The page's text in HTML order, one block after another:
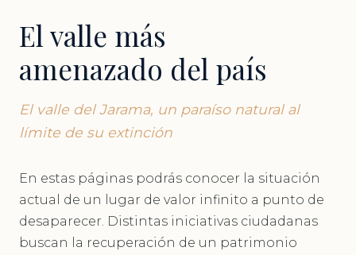
El valle más
amenazado del país
El valle del Jarama, un paraíso natural al
límite de su extinción
En estas páginas podrás conocer la situación
actual de un lugar de valor infinito a punto de
desaparecer. Distintas iniciativas ciudadanas
buscan la recuperación de un patrimonio